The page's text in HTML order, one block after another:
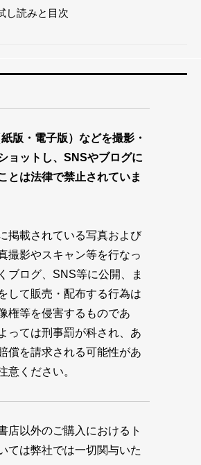
し読みと目次
版・電子版）などを撮影・
ョットし、SNSやブログに
とは法律で禁止されていま
掲載されている写真および
撮影やスキャン等を行なっ
ブログ、SNS等に公開、ま
して販売・配布する行為は
権等を侵害するものであ
っては刑事罰が科され、あ
償を請求される可能性があ
意ください。
店以外のご購入におけるト
ては弊社では一切関与いた